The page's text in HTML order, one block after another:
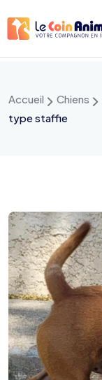
au
Accueil Chiens
type staffie